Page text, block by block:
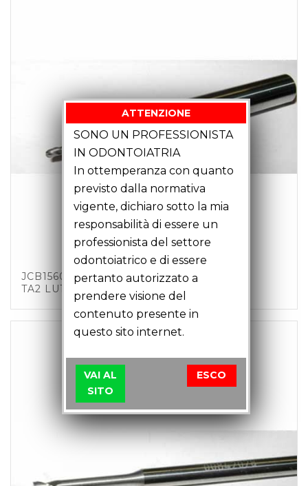
JCB15602 – FRESA SFERICA D1.5 Z3 C6
TA2 LU12 LT51
ATTENZIONE
SONO UN PROFESSIONISTA
IN ODONTOIATRIA
In ottemperanza con quanto
previsto dalla normativa
vigente, dichiaro sotto la mia
responsabilità di essere un
professionista del settore
odontoiatrico e di essere
pertanto autorizzato a
prendere visione del
contenuto presente in
questo sito internet.
VAI AL
SITO
ESCO